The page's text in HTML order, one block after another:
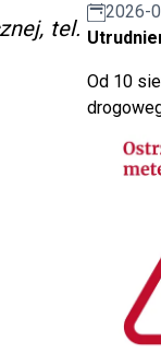
tel.
2026-
Od 10